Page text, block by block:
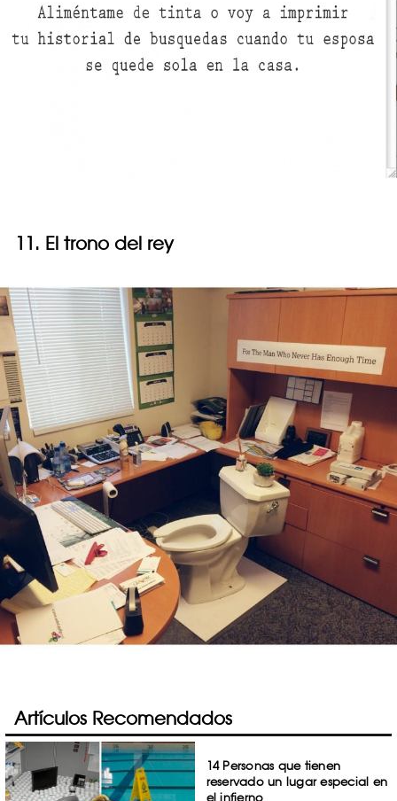
11. El trono del rey
Artículos Recomendados
14 Personas que tienen
reservado un lugar especial en
el infierno